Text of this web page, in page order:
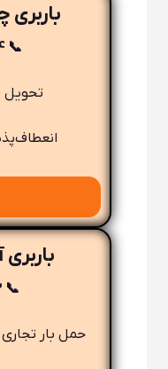
باربری
📞 09914513404
تحویل
باربری
📞 09123518812
حمل بار